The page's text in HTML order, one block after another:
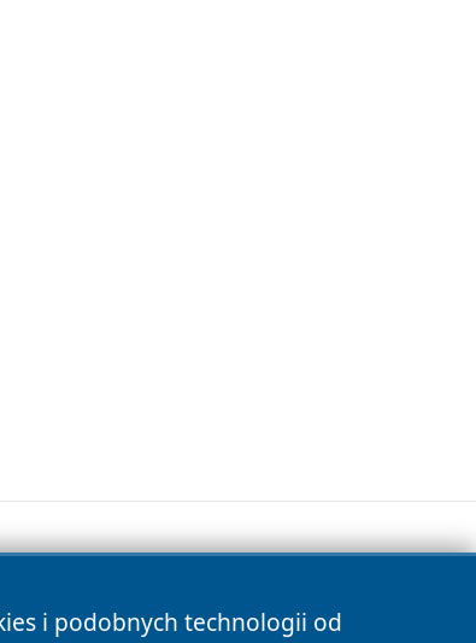
i podobnych technologii od